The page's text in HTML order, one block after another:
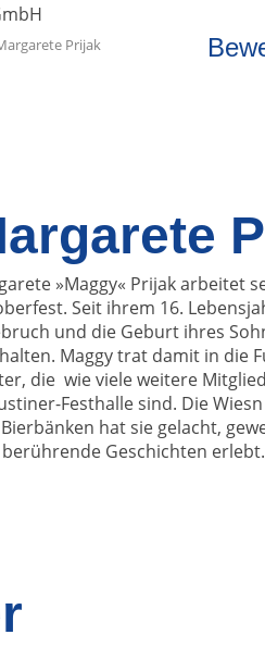
Prijak
»Maggy« Prijak arbeitet
Seit ihrem 16.
und die Geburt ihres
Maggy trat damit in die
die wie viele weitere
Festhalle sind. Die
hat sie gelacht,
Geschichten erlebt.